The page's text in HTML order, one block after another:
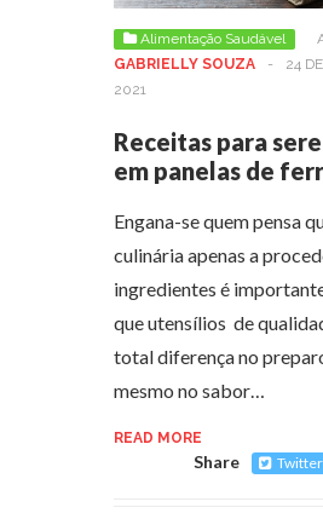
Alimentação Saudável
GABRIELLY SOUZA
-
24
2021
Receitas para
em panelas de
Engana-se quem pensa
culinária apenas a
ingredientes é
que utensílios de
total diferença no
mesmo no sabor…
READ MORE
Share Twitter